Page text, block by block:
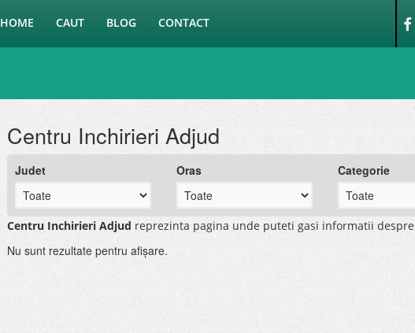
HOME CAUT BLOG CONTACT
Centru Inchirieri Adjud
Judet Oras Categorie
Centru Inchirieri Adjud reprezinta pagina unde puteti gasi informatii despre
Nu sunt rezultate pentru afişare.